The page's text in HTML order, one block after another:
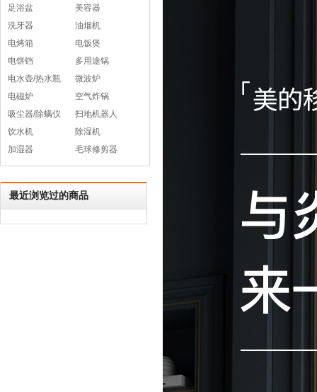
足浴盆
美容器
洗牙器
油烟机
电烤箱
电饭煲
电饼铛
多用途锅
电水壶/热水瓶
微波炉
电磁炉
空气炸锅
吸尘器/除螨仪
扫地机器人
饮水机
除湿机
加湿器
毛球修剪器
最近浏览过的商品